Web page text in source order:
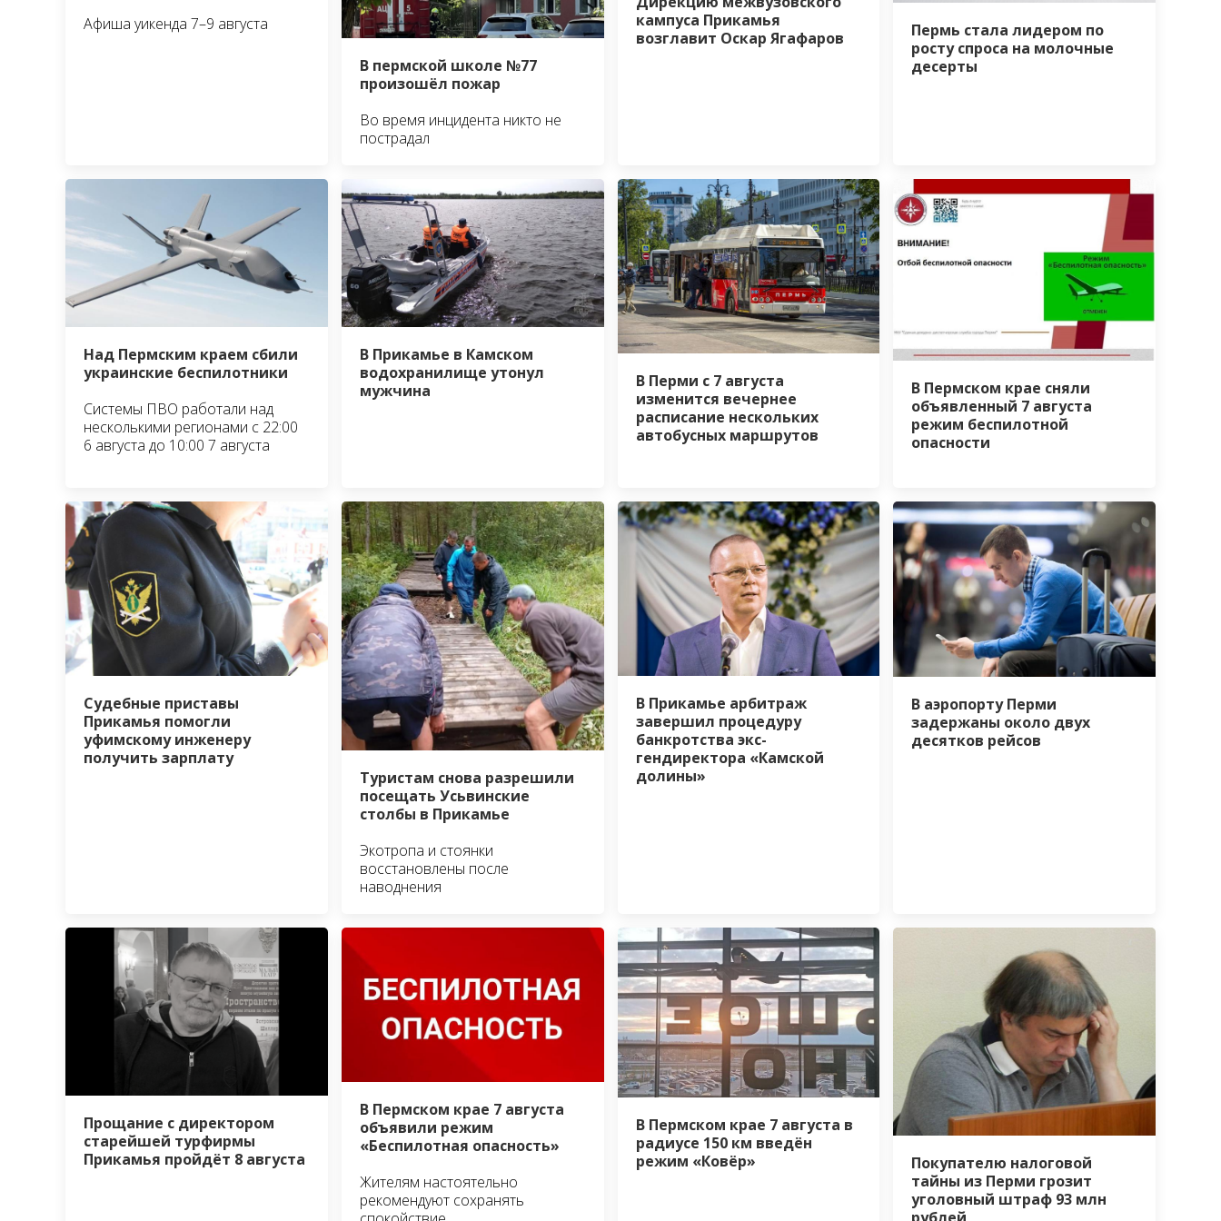
Афиша уикенда 7–9 августа
В пермской школе №77
произошёл пожар
Во время инцидента никто не
пострадал
кампуса Прикамья
возглавит Оскар Ягафаров
Пермь стала лидером по
росту спроса на молочные
десерты
Над Пермским краем сбили
украинские беспилотники
Системы ПВО работали над
несколькими регионами с 22:00
6 августа до 10:00 7 августа
В Прикамье в Камском
водохранилище утонул
мужчина
В Перми с 7 августа
изменится вечернее
расписание нескольких
автобусных маршрутов
В Пермском крае сняли
объявленный 7 августа
режим беспилотной
опасности
Судебные приставы
Прикамья помогли
уфимскому инженеру
получить зарплату
Туристам снова разрешили
посещать Усьвинские
столбы в Прикамье
Экотропа и стоянки
восстановлены после
наводнения
В Прикамье арбитраж
завершил процедуру
банкротства экс-
гендиректора «Камской
долины»
В аэропорту Перми
задержаны около двух
десятков рейсов
Прощание с директором
старейшей турфирмы
Прикамья пройдёт 8 августа
В Пермском крае 7 августа
объявили режим
«Беспилотная опасность»
Жителям настоятельно
рекомендуют сохранять
В Пермском крае 7 августа в
радиусе 150 км введён
режим «Ковёр»
Покупателю налоговой
тайны из Перми грозит
уголовный штраф 93 млн